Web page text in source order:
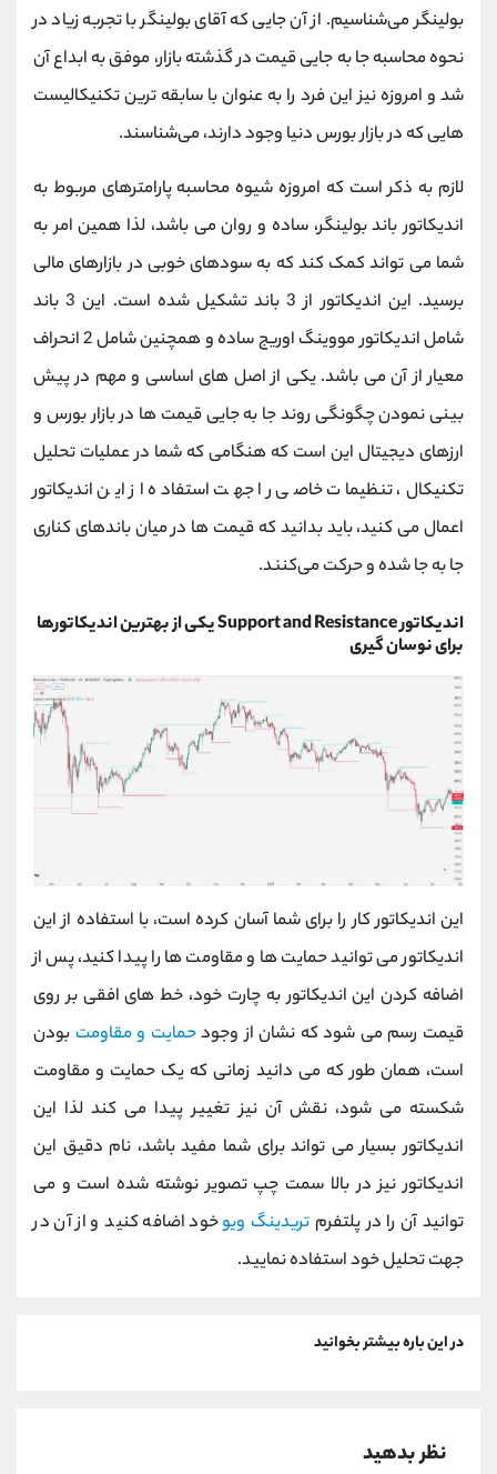
بولینگر می‌شناسیم. از آن جایی که آقای بولینگر با تجربه زیاد در
نحوه محاسبه جا به جایی قیمت در گذشته بازار، موفق به ابداع آن
شد و امروزه نیز این فرد را به عنوان با سابقه ‌ترین تکنیکالیست‌
هایی که در بازار بورس دنیا وجود دارند، می‌شناسند.
لازم به ذکر است که امروزه شیوه محاسبه پارامترهای مربوط به
اندیکاتور باند بولینگر، ساده و روان می ‌باشد، لذا همین امر به
شما می تواند کمک کند که به سودهای خوبی در بازارهای مالی
برسید.
این اندیکاتور از 3 باند تشکیل شده است. این 3 باند
شامل اندیکاتور مووینگ اوریج ساده و همچنین شامل 2 انحراف
معیار از آن می ‌باشد. یکی از اصل ‌های اساسی و مهم در پیش
بینی نمودن چگونگی روند جا به جایی قیمت ‌ها در بازار بورس و
ارزهای دیجیتال این است که هنگامی که شما در عملیات تحلیل
تکنیکال، تنظیمات خاصی را جهت استفاده از این اندیکاتور
اعمال می ‌کنید، باید بدانید که قیمت‌ ها در میان باندهای کناری
جا به جا شده و حرکت می‌کنند.
اندیکاتورSupport and Resistanceیکی ازبهترین اندیکاتورها
برای نوسان گیری
این اندیکاتور کار را برای شما آسان کرده است، با استفاده از این
اندیکاتور می توانید حمایت ها و مقاومت ها را پیدا کنید، پس از
اضافه کردن این اندیکاتور به چارت خود، خط های افقی بر روی
قیمت رسم می شود که نشان از وجودحمایت و مقاومت بودن
است، همان طور که می دانید زمانی که یک حمایت و مقاومت
شکسته می شود، نقش آن نیز تغییر پیدا می کند لذا این
اندیکاتور بسیار می تواند برای شما مفید باشد، نام دقیق این
اندیکاتور نیز در بالا سمت چپ تصویر نوشته شده است و می
توانید آن را در پلتفرم تریدینگ ویوخود اضافه کنید و از آن در
جهت تحلیل خود استفاده نمایید.
در این باره بیشتر بخوانید
نظر بدهید